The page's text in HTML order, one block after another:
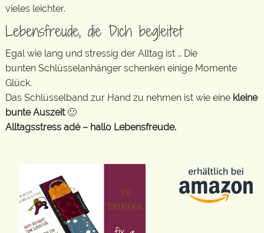
vieles leichter.
Lebensfreude, die Dich begleitet
Egal wie lang und stressig der Alltag ist … Die
bunten Schlüsselanhänger schenken einige Momente
Glück.
Das Schlüsselband zur Hand zu nehmen ist wie eine kleine
bunte Auszeit🙂
Alltagsstress adé – hallo Lebensfreude.